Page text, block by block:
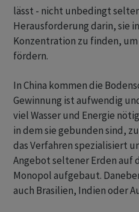
lässt - nicht unbedingt
Herausforderung darin, sie
Konzentration zu finden,
fördern.
In China kommen die
Gewinnung ist aufwendig
viel Wasser und Energie
in dem sie gebunden sind,
das Verfahren spezialisiert
Angebot seltener Erden auf
Monopol aufgebaut.
auch Brasilien, Indien oder